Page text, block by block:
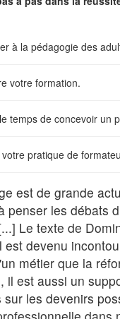
à la pédagogie des
votre formation.
temps de concevoir un
pratique de
est de grande
penser les débats
Le texte de
est devenu
métier que la
il est aussi un
sur les devenirs